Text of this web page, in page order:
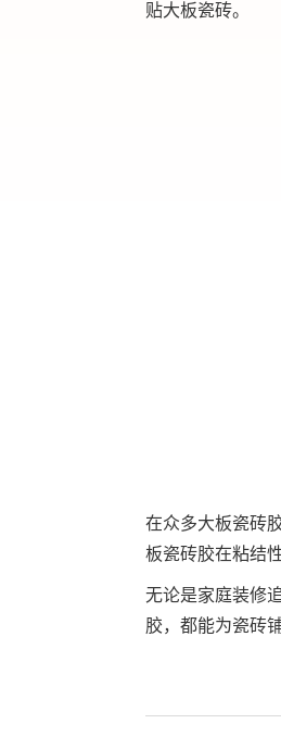
贴大板瓷砖。
在众多大板瓷砖
板瓷砖胶在粘结
无论是家庭装修
胶，都能为瓷砖